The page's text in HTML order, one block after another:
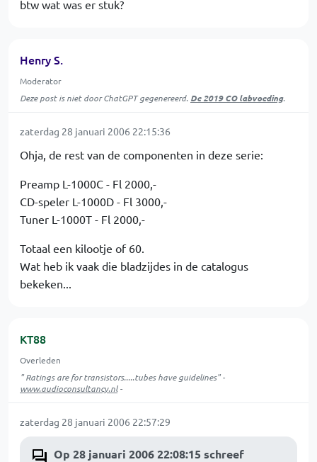
btw wat was er stuk?
Henry S.
Moderator
Deze post is niet door ChatGPT gegenereerd. De 2019 CO labvoeding.
zaterdag 28 januari 2006 22:15:36
Ohja, de rest van de componenten in deze serie:
Preamp L-1000C - Fl 2000,-
CD-speler L-1000D - Fl 3000,-
Tuner L-1000T - Fl 2000,-
Totaal een kilootje of 60.
Wat heb ik vaak die bladzijdes in de catalogus
bekeken...
KT88
Overleden
" Ratings are for transistors.....tubes have guidelines" -
www.audioconsultancy.nl-
zaterdag 28 januari 2006 22:57:29
Op 28 januari 2006 22:08:15 schreef